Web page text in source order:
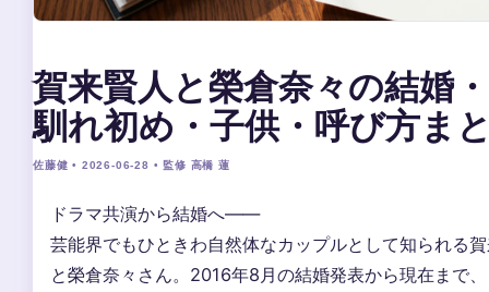
賀来賢人と榮倉奈々の結婚・
馴れ初め・子供・呼び方ま
佐藤健 • 2026-06-28 • 監修 高橋 蓮
ドラマ共演から結婚へ——
芸能界でもひときわ自然体なカップルとして知られる
と榮倉奈々さん。2016年8月の結婚発表から現在まで、